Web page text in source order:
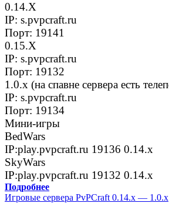
0.14.Х
IP: s.pvpcraft.ru
Порт: 19141
0.15.Х
IP: s.pvpcraft.ru
Порт: 19132
1.0.x (на спавне сервера есть
IP: s.pvpcraft.ru
Порт: 19134
Мини-игры
BedWars
IP:play.pvpcraft.ru 19136 0.14.x
SkyWars
IP:play.pvpcraft.ru 19132 0.14.x
Подробнее
Игровые сервера PvPCraft 0.14.x — 1.0.x